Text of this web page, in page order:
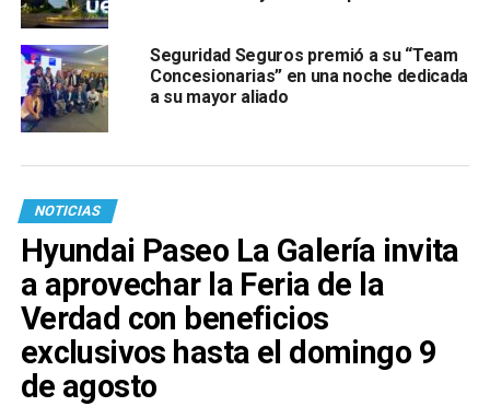
Seguridad Seguros premió a su “Team
Concesionarias” en una noche dedicada
a su mayor aliado
NOTICIAS
Hyundai Paseo La Galería invita
a aprovechar la Feria de la
Verdad con beneficios
exclusivos hasta el domingo 9
de agosto